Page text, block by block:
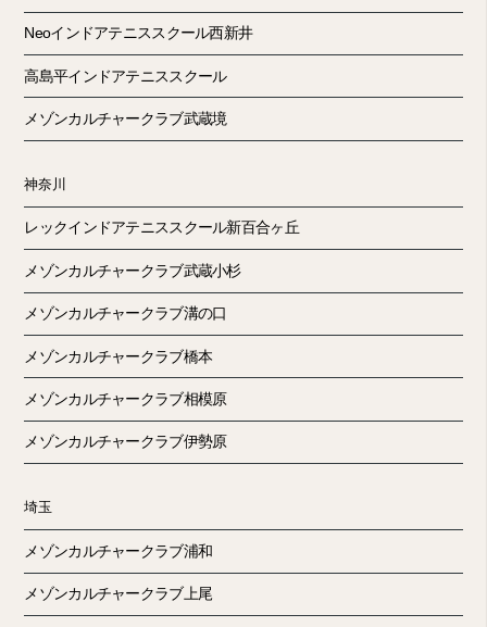
Neoインドアテニススクール西新井
高島平インドアテニススクール
メゾンカルチャークラブ武蔵境
神奈川
レックインドアテニススクール新百合ヶ丘
メゾンカルチャークラブ武蔵小杉
メゾンカルチャークラブ溝の口
メゾンカルチャークラブ橋本
メゾンカルチャークラブ相模原
メゾンカルチャークラブ伊勢原
埼玉
メゾンカルチャークラブ浦和
メゾンカルチャークラブ上尾